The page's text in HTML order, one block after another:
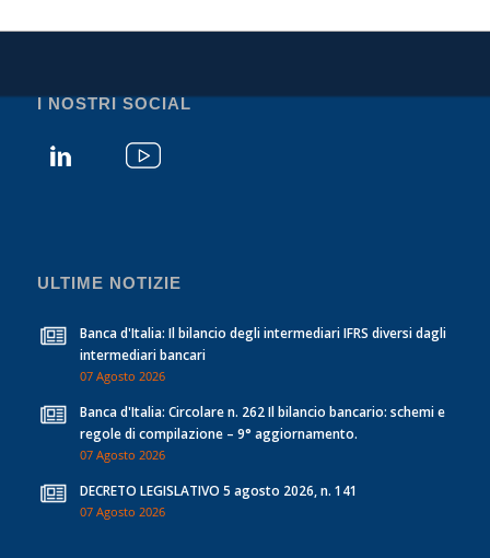
I NOSTRI SOCIAL
ULTIME NOTIZIE
Banca d'Italia: Il bilancio degli intermediari IFRS diversi dagli
intermediari bancari
07 Agosto 2026
Banca d'Italia: Circolare n. 262 Il bilancio bancario: schemi e
regole di compilazione – 9° aggiornamento.
07 Agosto 2026
DECRETO LEGISLATIVO 5 agosto 2026, n. 141
07 Agosto 2026